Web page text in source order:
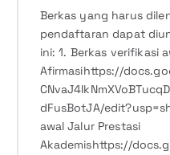
Berkas yang harus
pendaftaran dapat
ini: 1. Berkas verifikasi
Afirmasihttps://
dFusBotJA/
awal Jalur Prestasi
Akademishttps://